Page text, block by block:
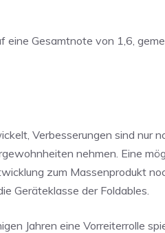
Gesamtnote von 1,6,
Verbesserungen sind nur
nehmen. Eine
zum Massenprodukt
Geräteklasse der Foldables.
Jahren eine Vorreiterrolle